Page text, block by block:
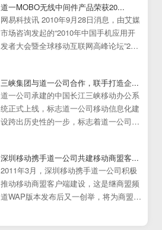
道一MOBO无线中间件产品荣获20...
网易科技讯 2010年9月28日消息，由艾媒
市场咨询发起的“2010年中国手机应用开
发者大会暨全球移动互联网高峰论坛”25
三峡集团与道一公司合作，联手打造企...
道一公司承建的中国长江三峡移动办公系
统正式上线，标志道一公司移动信息化建
设跨出历史性的一步，标志着道一公司移
深圳移动携手道一公司共建移动商盟客...
2011年3月，深圳移动携手道一公司积极
推动移动商盟客户端建设，这是继商盟频
道WAP版本发布后又一创举，将为商盟频